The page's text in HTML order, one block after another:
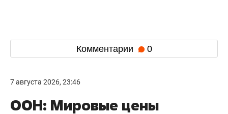
Комментарии 0
7 августа 2026, 23:46
ООН: Мировые цены